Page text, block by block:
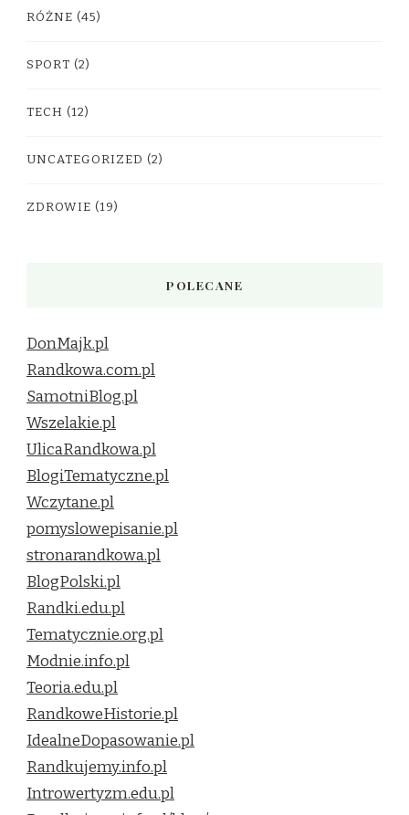
RÓŻNE (45)
SPORT (2)
TECH (12)
UNCATEGORIZED (2)
ZDROWIE (19)
POLECANE
DonMajk.pl
Randkowa.com.pl
SamotniBlog.pl
Wszelakie.pl
UlicaRandkowa.pl
BlogiTematyczne.pl
Wczytane.pl
pomyslowepisanie.pl
stronarandkowa.pl
BlogPolski.pl
Randki.edu.pl
Tematycznie.org.pl
Modnie.info.pl
Teoria.edu.pl
RandkoweHistorie.pl
IdealneDopasowanie.pl
Randkujemy.info.pl
Introwertyzm.edu.pl